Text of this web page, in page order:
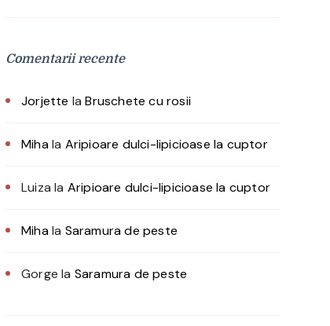
Comentarii recente
Jorjette laBruschete cu rosii
Mihala Aripioare dulci-lipicioase la cuptor
Luiza la Aripioare dulci-lipicioase la cuptor
Mihala Saramura de peste
Gorge la Saramura de peste